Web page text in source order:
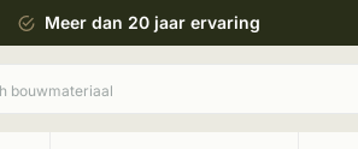
Meer dan 20 jaar ervaring